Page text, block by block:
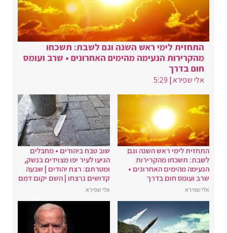
התחזית לימי ראש השנה וגם לשבת: תשכחו
מהקרירות הנעימה מהימים האחרונים • שרב ועומס
חום בדרך
אלי שפירא|
5:29
התחזית לימי ראש השנה וגם
לשבת: תשכחו מהקרירות
הנעימה מהימים האחרונים •
שרב ועומס חום בדרך
אלי שפירא
שוב טבח ביהודים • מחבלים
הגיעו לעיר יפו מצוידים בנשק,
ומטרתם: רצח יהודים | שבעה
קדושים נרצחו | השם יקום דמם
אלי שפירא